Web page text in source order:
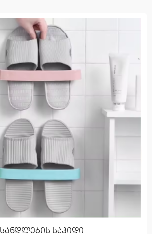
სანდლების საკიდი